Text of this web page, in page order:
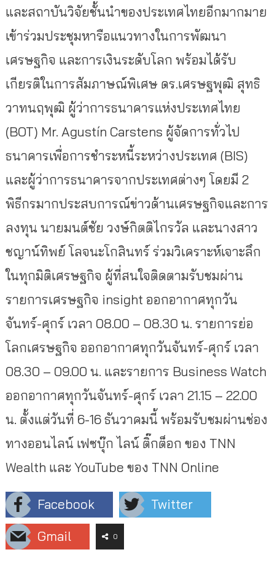
และสถาบันวิจัยชั้นนำของประเทศไทยอีกมากมาย
เข้าร่วมประชุมหารือแนวทางในการพัฒนา
เศรษฐกิจ และการเงินระดับโลก พร้อมได้รับ
เกียรติในการสัมภาษณ์พิเศษ ดร.เศรษฐพุฒิ สุทธิ
วาทนฤพุฒิ ผู้ว่าการธนาคารแห่งประเทศไทย
(BOT) Mr. Agustín Carstens ผู้จัดการทั่วไป
ธนาคารเพื่อการชำระหนี้ระหว่างประเทศ (BIS)
และผู้ว่าการธนาคารจากประเทศต่างๆ โดยมี 2
พิธีกรมากประสบการณ์ข่าวด้านเศรษฐกิจและการ
ลงทุน นายมนต์ชัย วงษ์กิตติไกรวัล และนางสาว
ชญาน์ทิพย์ โลจนะโกสินทร์ ร่วมวิเคราะห์เจาะลึก
ในทุกมิติเศรษฐกิจ ผู้ที่สนใจติดตามรับชมผ่าน
รายการเศรษฐกิจ insight ออกอากาศทุกวัน
จันทร์-ศุกร์ เวลา 08.00 – 08.30 น. รายการย่อ
โลกเศรษฐกิจ ออกอากาศทุกวันจันทร์-ศุกร์ เวลา
08.30 – 09.00 น. และรายการ Business Watch
ออกอากาศทุกวันจันทร์-ศุกร์ เวลา 21.15 – 22.00
น. ตั้งแต่วันที่ 6-16 ธันวาคมนี้ พร้อมรับชมผ่านช่อง
ทางออนไลน์ เฟซบุ๊ก ไลน์ ติ๊กต็อก ของ TNN
Wealth และ YouTube ของ TNN Online
Facebook
Twitter
Gmail
0